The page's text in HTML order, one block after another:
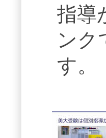
指導
ンク
す。